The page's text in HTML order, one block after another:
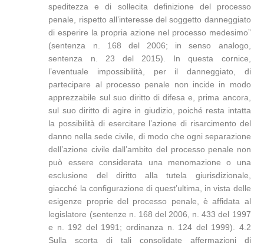
speditezza e di sollecita definizione del processo
penale, rispetto all’interesse del soggetto danneggiato
di esperire la propria azione nel processo medesimo”
(sentenza n. 168 del 2006; in senso analogo,
sentenza n. 23 del 2015). In questa cornice,
l’eventuale impossibilità, per il danneggiato, di
partecipare al processo penale non incide in modo
apprezzabile sul suo diritto di difesa e, prima ancora,
sul suo diritto di agire in giudizio, poiché resta intatta
la possibilità di esercitare l’azione di risarcimento del
danno nella sede civile, di modo che ogni separazione
dell’azione civile dall’ambito del processo penale non
può essere considerata una menomazione o una
esclusione del diritto alla tutela giurisdizionale,
giacché la configurazione di quest’ultima, in vista delle
esigenze proprie del processo penale, è affidata al
legislatore (sentenze n. 168 del 2006, n. 433 del 1997
e n. 192 del 1991; ordinanza n. 124 del 1999). 4.2
Sulla scorta di tali consolidate affermazioni di